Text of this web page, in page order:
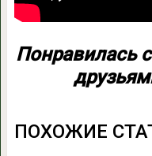
Понравилась
ПОХОЖИЕ